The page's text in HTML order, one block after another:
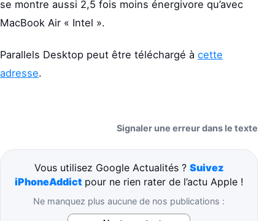
se montre aussi 2,5 fois moins énergivore qu’avec
MacBook Air « Intel ».
Parallels Desktop peut être téléchargé à cette
adresse.
Signaler une erreur dans le texte
Vous utilisez Google Actualités ? Suivez
iPhoneAddict pour ne rien rater de l’actu Apple !
Ne manquez plus aucune de nos publications :